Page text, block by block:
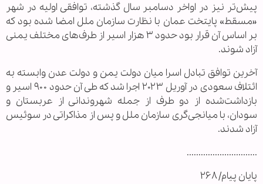
پیش‌تر نیز در اواخر دسامبر سال گذشته، توافقی اولیه در شهر
«مسقط» پایتخت عمان با نظارت سازمان ملل امضا شده بود که
بر اساس آن قرار بود حدود ۳ هزار اسیر از طرف‌های مختلف یمنی
آزاد شوند.
آخرین توافق تبادل اسرا میان دولت یمن و دولت عدن وابسته به
ائتلاف سعودی در آوریل ۲۰۲۳ اجرا شد که طی آن حدود ۹۰۰ اسیر و
بازداشت‌شده از دو طرف از جمله شهروندانی از عربستان و
سودان، با میانجی‌گری سازمان ملل و پس از مذاکراتی در سوئیس
آزاد شدند.
..............................
پایان پیام/ ۲۶۸